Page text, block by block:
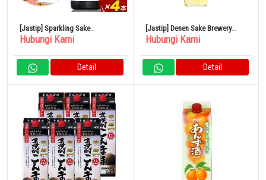
[Jastip] Sparkling Sake
Shuwashuwa 250ml x 4 Botol
Hubungi Kami
Detail
[Jastip] Denen Sake Brewery
Gold Label Barley 25% 900ml
Hubungi Kami
Detail